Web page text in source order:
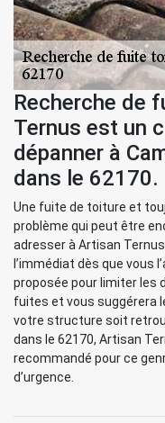
Recherche de
Ternus est un
dépanner à
dans le 62170.
Une fuite de toiture et
problème qui peut être
adresser à Artisan
l’immédiat dès que vous
proposée pour limiter les
fuites et vous suggérera
votre structure soit
dans le 62170, Artisan
recommandé pour ce
d’urgence.